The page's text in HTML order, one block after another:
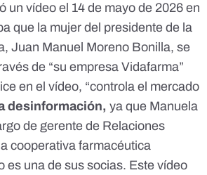
un vídeo el 14 de mayo de 2026 en
que la mujer del presidente de la
Juan Manuel Moreno Bonilla, se
de “su empresa Vidafarma”
en el vídeo, “controla el mercado
desinformación, ya que Manuela
de gerente de Relaciones
cooperativa farmacéutica
es una de sus socias. Este vídeo